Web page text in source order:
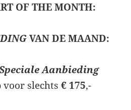
OF THE MONTH:
VAN DE MAAND:
Aanbieding
voor slechts€ 175,-